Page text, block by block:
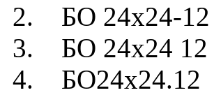
2. БО 24х24-12
3. БО 24х24 12
4. БО24х24.12